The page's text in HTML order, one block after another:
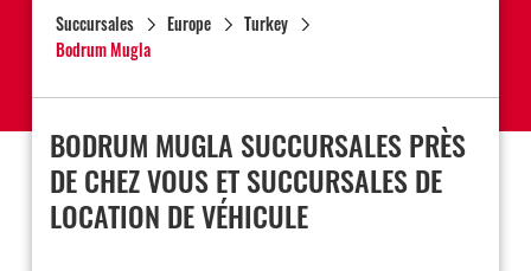
Succursales Europe
Turkey
Bodrum Mugla
BODRUM MUGLA SUCCURSALES PRÈS
DE CHEZ VOUS ET SUCCURSALES DE
LOCATION DE VÉHICULE